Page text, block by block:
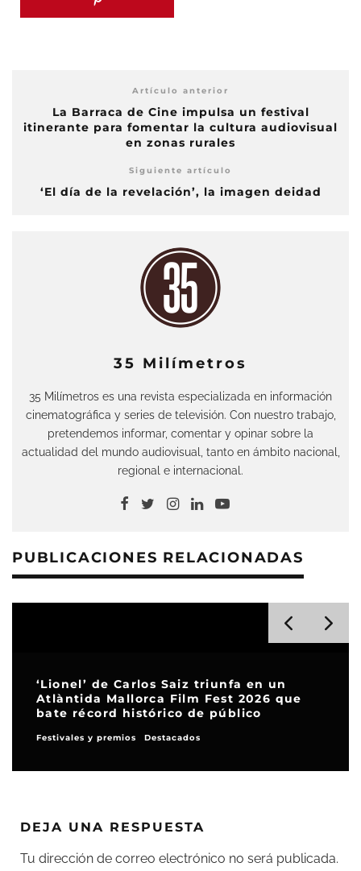
Artículo anterior
La Barraca de Cine impulsa un festival
itinerante para fomentar la cultura audiovisual
en zonas rurales
Siguiente artículo
‘El día de la revelación’, la imagen deidad
35 Milímetros
35 Milímetros es una revista especializada en información
cinematográfica y series de televisión. Con nuestro trabajo,
pretendemos informar, comentar y opinar sobre la
actualidad del mundo audiovisual, tanto en ámbito nacional,
regional e internacional.
PUBLICACIONES RELACIONADAS
‘Lionel’ de Carlos Saiz triunfa en un
Atlàntida Mallorca Film Fest 2026 que
bate récord histórico de público
Festivales y premios Destacados
DEJA UNA RESPUESTA
Tu dirección de correo electrónico no será publicada.